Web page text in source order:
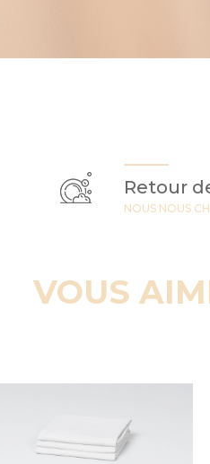
Retour
NOUS NOUS
VOUS